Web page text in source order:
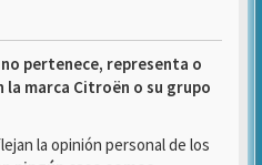
no pertenece, representa o
marca Citroën o su grupo
la opinión personal de los